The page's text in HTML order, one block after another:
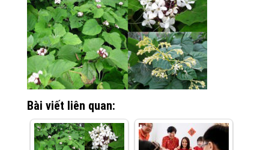
Bài viết liên quan: